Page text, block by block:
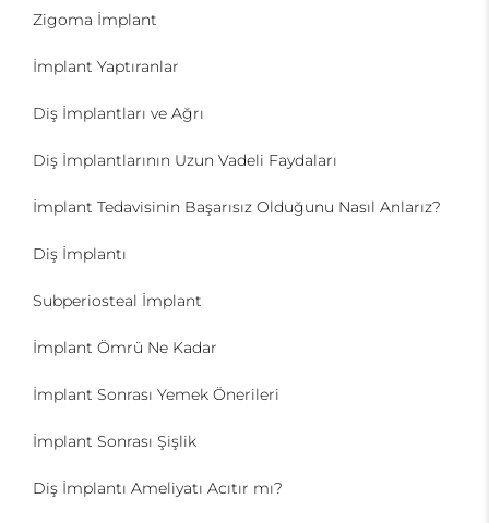
Zigoma İmplant
İmplant Yaptıranlar
Diş İmplantları ve Ağrı
Diş İmplantlarının Uzun Vadeli Faydaları
İmplant Tedavisinin Başarısız Olduğunu Nasıl Anlarız?
Diş İmplantı
Subperiosteal İmplant
İmplant Ömrü Ne Kadar
İmplant Sonrası Yemek Önerileri
İmplant Sonrası Şişlik
Diş İmplantı Ameliyatı Acıtır mı?